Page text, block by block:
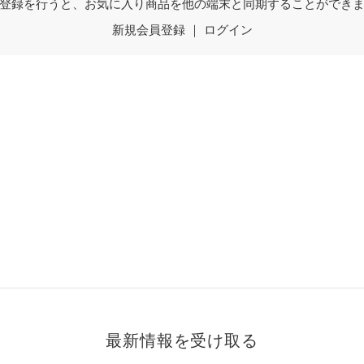
録を行うと、お気に入り商品を他の端末と同期することができ
新規会員登録｜ ログイン
最新情報を受け取る